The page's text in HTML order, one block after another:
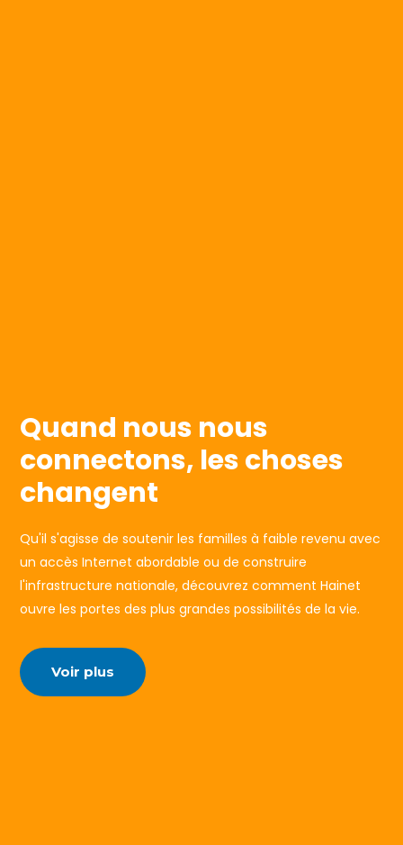
Quand nous nous
connectons, les choses
changent
Qu'il s'agisse de soutenir les familles à faible revenu avec
un accès Internet abordable ou de construire
l'infrastructure nationale, découvrez comment Hainet
ouvre les portes des plus grandes possibilités de la vie.
Voir plus